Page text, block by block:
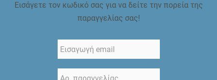
Εισάγετε τον κωδικό σας για να δείτε την πορεία της
παραγγελίας σας!